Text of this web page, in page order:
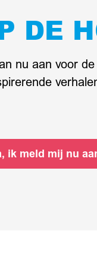
DE
nu aan voor
ik meld mij nu